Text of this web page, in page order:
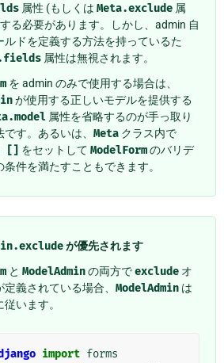
属性 (もしくは Meta.exclude属
る必要があります。しかし、admin 自
ルドを定義する方法を持っているた
属性は無視されます。
を admin のみで使用する場合は、
が使用する正しいモデルを提供する
属性を省略するのが手っ取り
す。あるいは、 Metaクラス内で
[] をセットして ModelFormのバリデ
条件を満たすこともできます。
が優先されます
と ModelAdminの両方でexcludeオ
義されている場合、 ModelAdminは
います。
import forms